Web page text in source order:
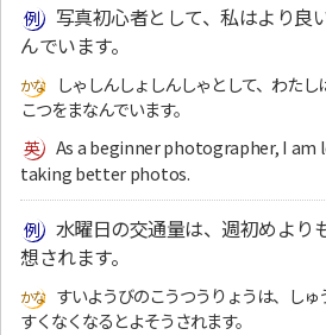
写真初心者として、私はより良
んでいます。
しゃしんしょしんしゃとして、わた
こつをまなんでいます。
As a beginner photographer, I
taking better photos.
水曜日の交通量は、週初めより
想されます。
すいようびのこうつうりょうは、し
すくなくなるとよそうされます。